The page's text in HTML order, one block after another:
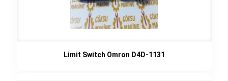
Limit Switch Omron D4D-1131